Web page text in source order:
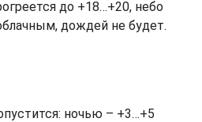
до +18…+20, небо
дождей не будет.
ночью – +3…+5